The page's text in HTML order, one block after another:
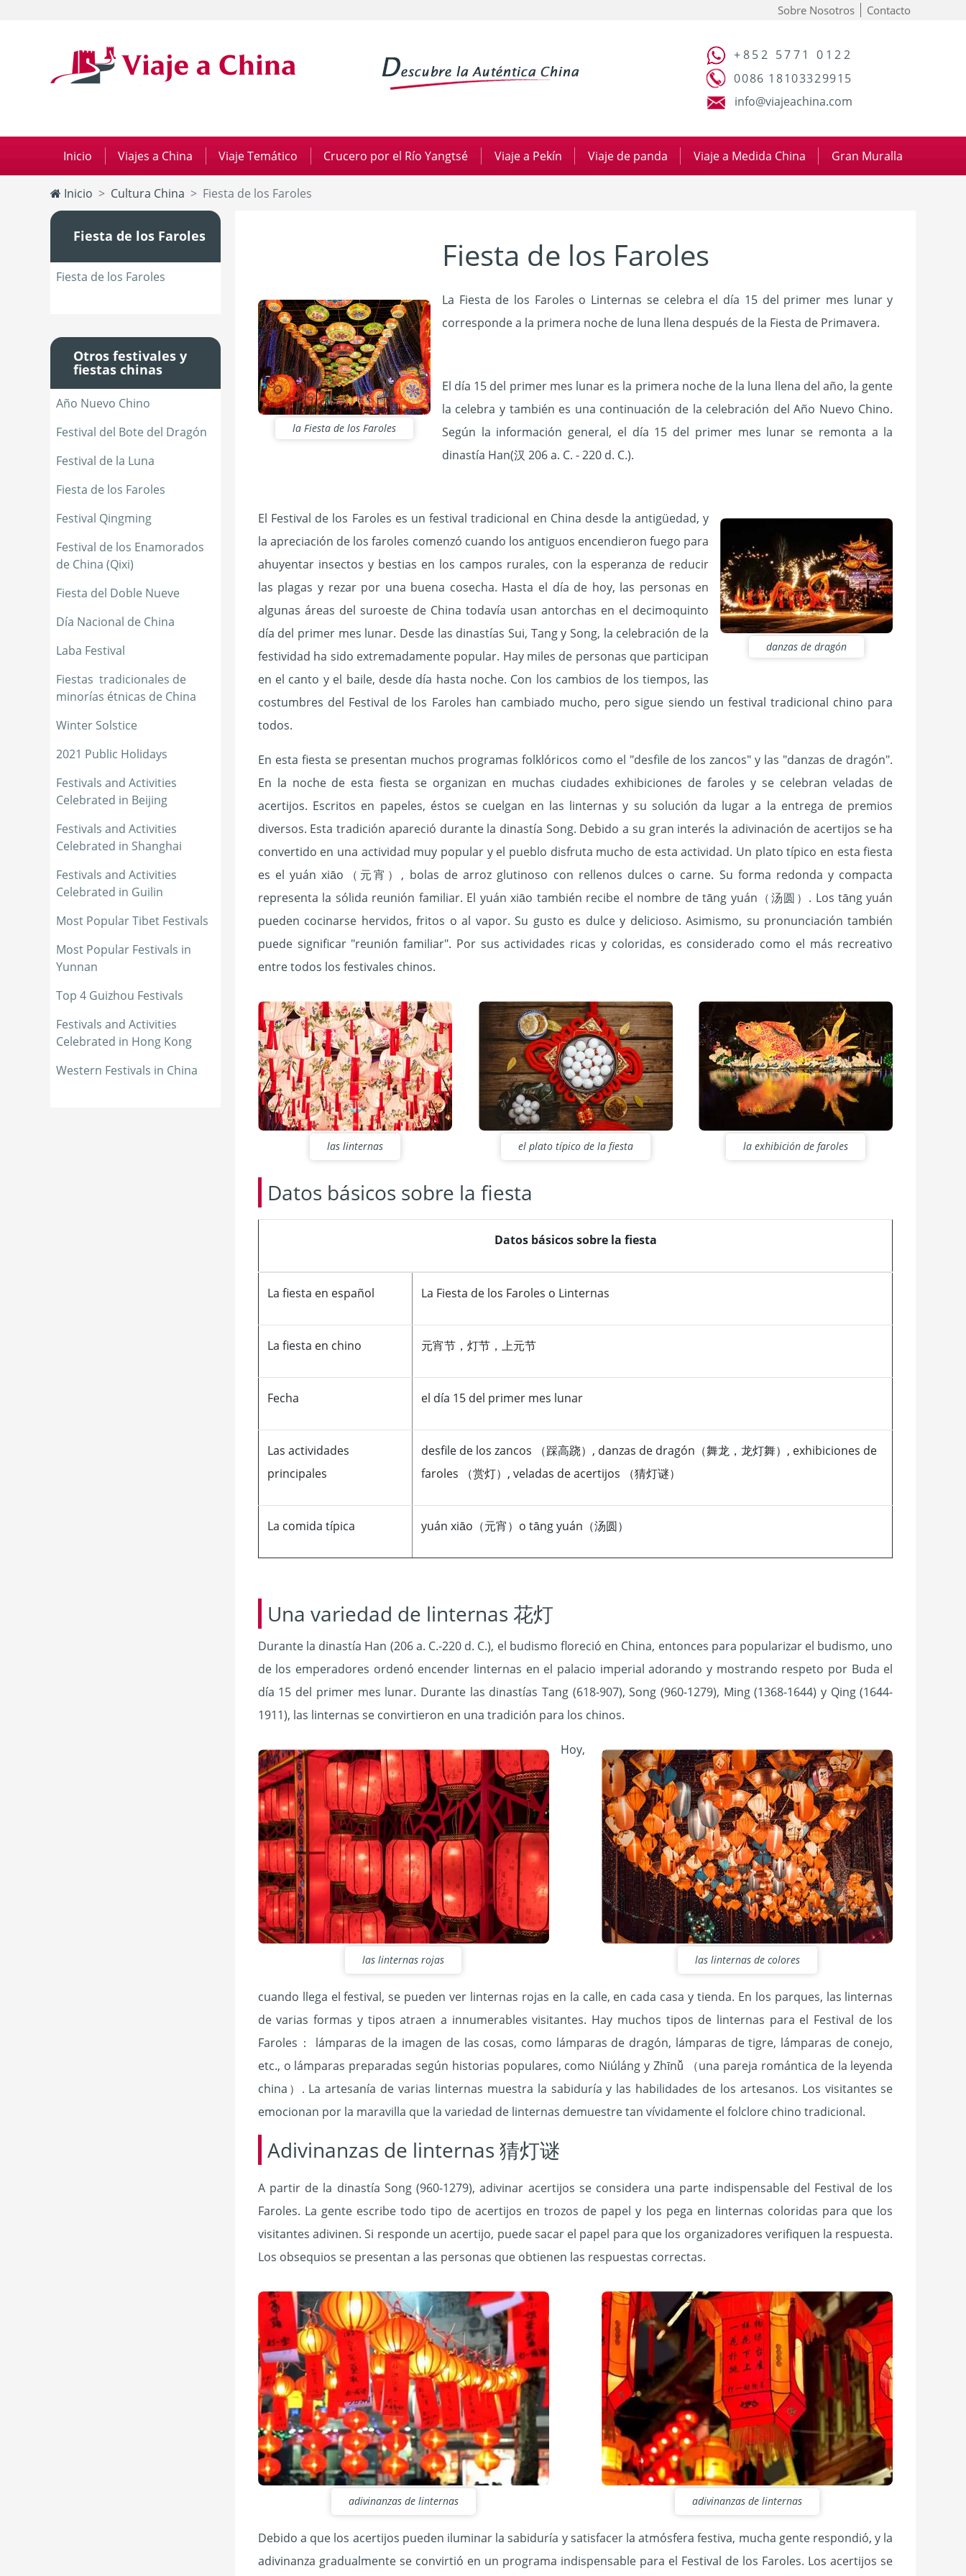
Sobre Nosotros Contacto
+852 5771 0122
0086 18103329915
info@viajeachina.com
Inicio Viajes a China Viaje Temático Crucero por el Río Yangtsé Viaje a Pekín Viaje de panda Viaje a Medida China Gran Muralla
Inicio Cultura China Fiesta de los Faroles
Fiesta de los Faroles
Fiesta de los Faroles
Otros festivales y
fiestas chinas
Año Nuevo Chino
Festival del Bote del Dragón
Festival de la Luna
Fiesta de los Faroles
Festival Qingming
Festival de los Enamorados
de China (Qixi)
Fiesta del Doble Nueve
Día Nacional de China
Laba Festival
Fiestas  tradicionales de
minorías étnicas de China
Winter Solstice
2021 Public Holidays
Festivals and Activities
Celebrated in Beijing
Festivals and Activities
Celebrated in Shanghai
Festivals and Activities
Celebrated in Guilin
Most Popular Tibet Festivals
Most Popular Festivals in
Yunnan
Top 4 Guizhou Festivals
Festivals and Activities
Celebrated in Hong Kong
Western Festivals in China
Fiesta de los Faroles
la Fiesta de los Faroles
La Fiesta de los Faroles o Linternas se celebra el día 15 del primer mes lunar y
corresponde a la primera noche de luna llena después de la Fiesta de Primavera.
El día 15 del primer mes lunar es la primera noche de la luna llena del año, la gente
la celebra y también es una continuación de la celebración del Año Nuevo Chino.
Según la información general, el día 15 del primer mes lunar se remonta a la
dinastía Han(汉 206 a. C. - 220 d. C.).
danzas de dragón
El Festival de los Faroles es un festival tradicional en China desde la antigüedad, y
la apreciación de los faroles comenzó cuando los antiguos encendieron fuego para
ahuyentar insectos y bestias en los campos rurales, con la esperanza de reducir
las plagas y rezar por una buena cosecha. Hasta el día de hoy, las personas en
algunas áreas del suroeste de China todavía usan antorchas en el decimoquinto
día del primer mes lunar. Desde las dinastías Sui, Tang y Song, la celebración de la
festividad ha sido extremadamente popular. Hay miles de personas que participan
en el canto y el baile, desde día hasta noche. Con los cambios de los tiempos, las
costumbres del Festival de los Faroles han cambiado mucho, pero sigue siendo un festival tradicional chino para
todos.
En esta fiesta se presentan muchos programas folklóricos como el "desfile de los zancos" y las "danzas de dragón".
En la noche de esta fiesta se organizan en muchas ciudades exhibiciones de faroles y se celebran veladas de
acertijos. Escritos en papeles, éstos se cuelgan en las linternas y su solución da lugar a la entrega de premios
diversos. Esta tradición apareció durante la dinastía Song. Debido a su gran interés la adivinación de acertijos se ha
convertido en una actividad muy popular y el pueblo disfruta mucho de esta actividad. Un plato típico en esta fiesta
es el yuán xiāo（元宵）, bolas de arroz glutinoso con rellenos dulces o carne. Su forma redonda y compacta
representa la sólida reunión familiar. El yuán xiāo también recibe el nombre de tāng yuán（汤圆）. Los tāng yuán
pueden cocinarse hervidos, fritos o al vapor. Su gusto es dulce y delicioso. Asimismo, su pronunciación también
puede significar "reunión familiar". Por sus actividades ricas y coloridas, es considerado como el más recreativo
entre todos los festivales chinos.
la exhibición de faroles
las linternas el plato típico de la fiesta
Datos básicos sobre la fiesta
Datos básicos sobre la fiesta
La fiesta en español La Fiesta de los Faroles o Linternas
La fiesta en chino 元宵节，灯节，上元节
Fecha el día 15 del primer mes lunar
Las actividades
principales
desfile de los zancos （踩高跷）, danzas de dragón（舞龙，龙灯舞）, exhibiciones de
faroles （赏灯）, veladas de acertijos （猜灯谜）
La comida típica yuán xiāo（元宵）o tāng yuán（汤圆）
Una variedad de linternas 花灯
Durante la dinastía Han (206 a. C.-220 d. C.), el budismo floreció en China, entonces para popularizar el budismo, uno
de los emperadores ordenó encender linternas en el palacio imperial adorando y mostrando respeto por Buda el
día 15 del primer mes lunar. Durante las dinastías Tang (618-907), Song (960-1279), Ming (1368-1644) y Qing (1644-
1911), las linternas se convirtieron en una tradición para los chinos.
las linternas rojas las linternas de colores
Hoy,
cuando llega el festival, se pueden ver linternas rojas en la calle, en cada casa y tienda. En los parques, las linternas
de varias formas y tipos atraen a innumerables visitantes. Hay muchos tipos de linternas para el Festival de los
Faroles： lámparas de la imagen de las cosas, como lámparas de dragón, lámparas de tigre, lámparas de conejo,
etc., o lámparas preparadas según historias populares, como Niúláng y Zhīnǚ （una pareja romántica de la leyenda
china）. La artesanía de varias linternas muestra la sabiduría y las habilidades de los artesanos. Los visitantes se
emocionan por la maravilla que la variedad de linternas demuestre tan vívidamente el folclore chino tradicional.
Adivinanzas de linternas 猜灯谜
A partir de la dinastía Song (960-1279), adivinar acertijos se considera una parte indispensable del Festival de los
Faroles. La gente escribe todo tipo de acertijos en trozos de papel y los pega en linternas coloridas para que los
visitantes adivinen. Si responde un acertijo, puede sacar el papel para que los organizadores verifiquen la respuesta.
Los obsequios se presentan a las personas que obtienen las respuestas correctas.
adivinanzas de linternas adivinanzas de linternas
Debido a que los acertijos pueden iluminar la sabiduría y satisfacer la atmósfera festiva, mucha gente respondió, y la
adivinanza gradualmente se convirtió en un programa indispensable para el Festival de los Faroles. Los acertijos se